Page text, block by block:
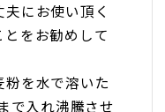
にお使い頂く
をお勧めして
を水で溶いた
で入れ沸騰させ